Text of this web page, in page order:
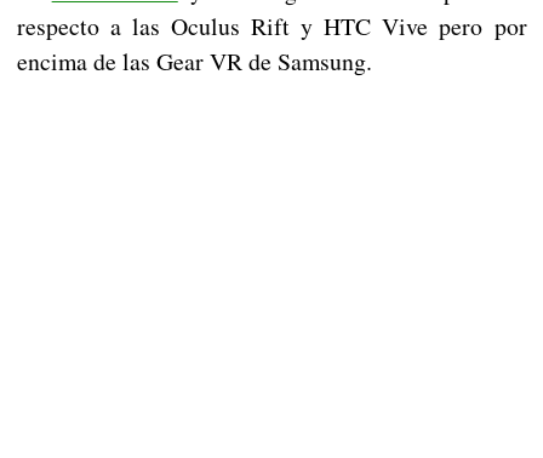
respecto a las Oculus Rift y HTC Vive pero por
encima de las Gear VR de Samsung.